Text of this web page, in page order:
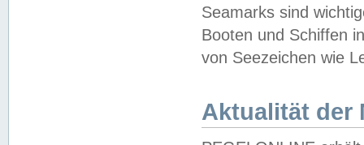
Seamarks sind
Booten und Schiffen
von Seezeichen wie
Aktualität der